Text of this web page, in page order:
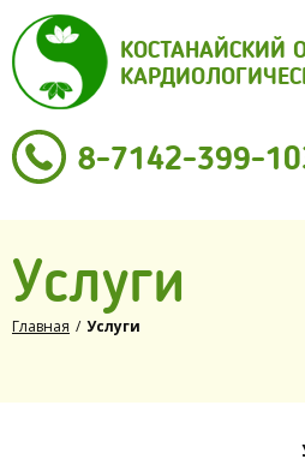
КОСТАНАЙСКИЙ
8-7142-399-
Услуги
Главная / Услуги